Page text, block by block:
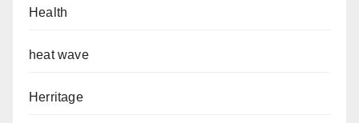
Health
heat wave
Herritage